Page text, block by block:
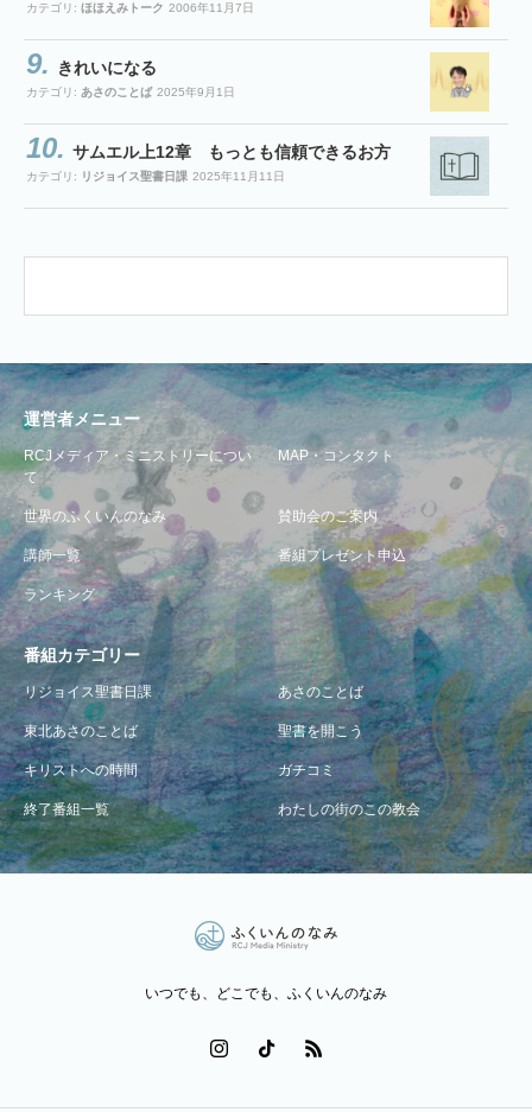
カテゴリ: ほほえみトーク 2006年11月7日
きれいになる
カテゴリ: あさのことば 2025年9月1日
サムエル上12章 もっとも信頼できるお方
カテゴリ: リジョイス聖書日課 2025年11月11日
運営者メニュー
RCJメディア・ミニストリーについ
て
MAP・コンタクト
世界のふくいんのなみ 賛助会のご案内
講師一覧 番組プレゼント申込
ランキング
番組カテゴリー
リジョイス聖書日課 あさのことば
東北あさのことば 聖書を開こう
キリストへの時間 ガチコミ
終了番組一覧 わたしの街のこの教会
いつでも、どこでも、ふくいんのなみ